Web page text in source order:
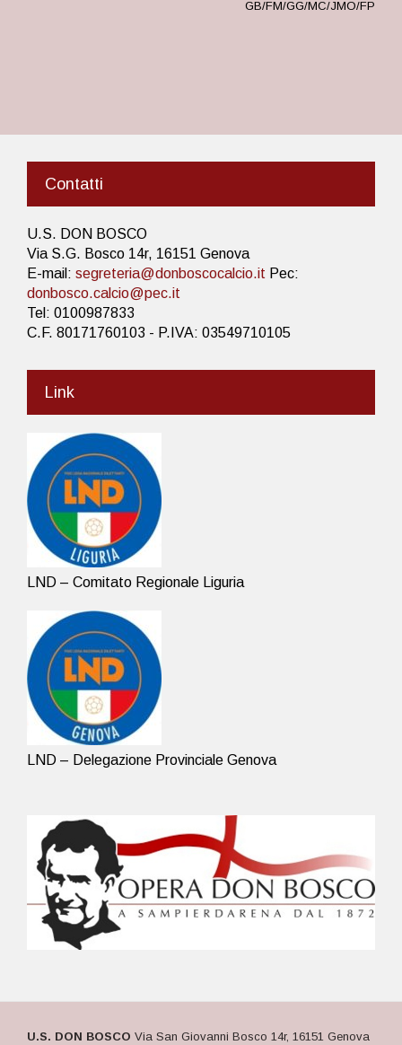
GB/FM/GG/MC/JMO/FP
Contatti
U.S. DON BOSCO
Via S.G. Bosco 14r, 16151 Genova
E-mail: segreteria@donboscocalcio.it Pec:
donbosco.calcio@pec.it
Tel: 0100987833
C.F. 80171760103 - P.IVA: 03549710105
Link
LND – Comitato Regionale Liguria
LND – Delegazione Provinciale Genova
U.S. DON BOSCO Via San Giovanni Bosco 14r, 16151 Genova